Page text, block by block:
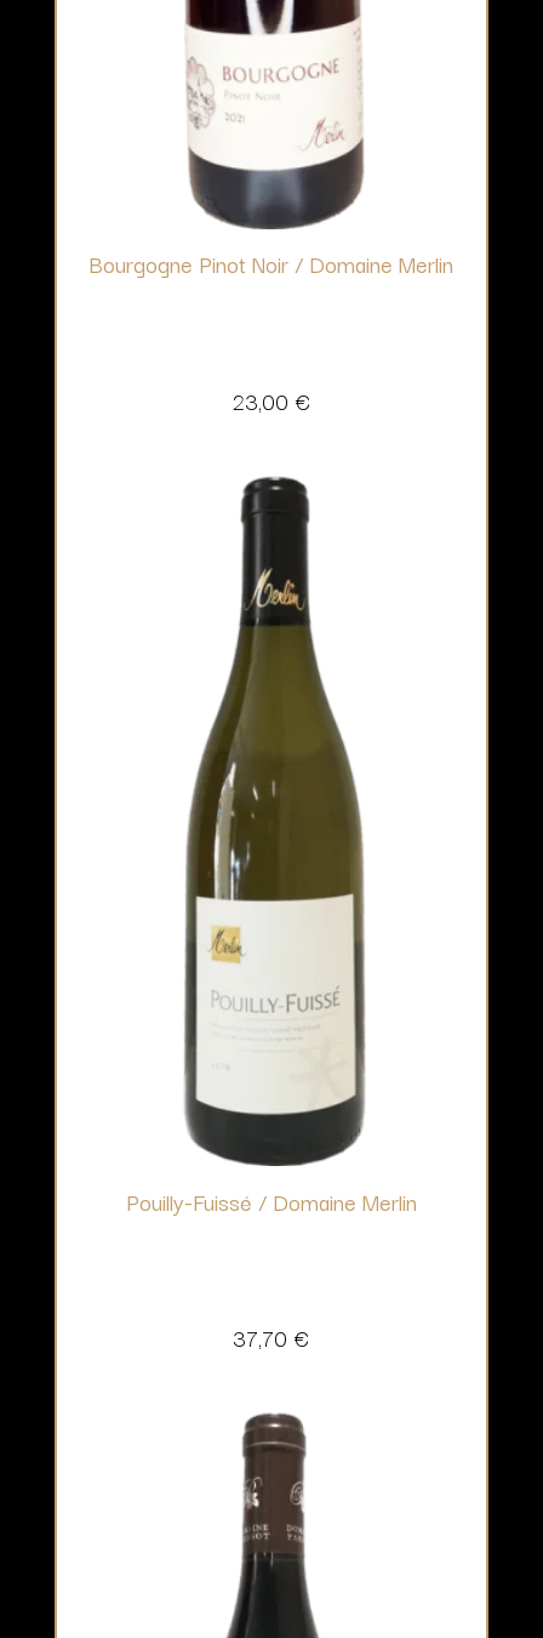
Bourgogne Pinot Noir / Domaine Merlin
23,00 €
Pouilly-Fuissé / Domaine Merlin
37,70 €